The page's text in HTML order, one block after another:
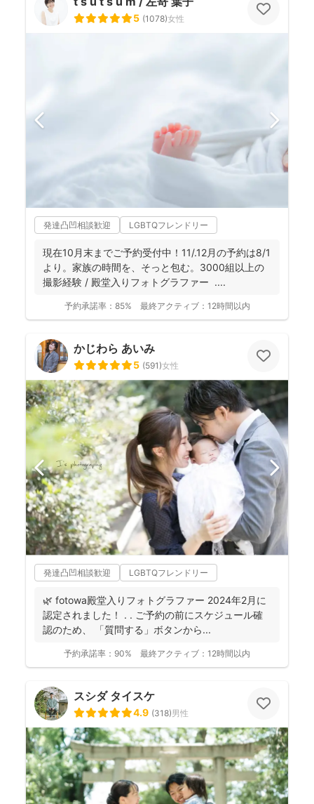
5 (1078)女性
発達凸凹相談歓迎 LGBTQフレンドリー
現在10月末までご予約受付中！11/.12月の予約は8/1
より。家族の時間を、そっと包む。3000組以上の
撮影経験 / 殿堂入りフォトグラファー ....
予約承諾率： 85% 最終アクティブ： 12時間以内
かじわら あいみ
5 (591)女性
発達凸凹相談歓迎 LGBTQフレンドリー
🌿 fotowa殿堂入りフォトグラファー 2024年2月に
認定されました！ . . ご予約の前にスケジュール確
認のため、 「質問する」ボタンから...
予約承諾率： 90% 最終アクティブ： 12時間以内
スシダ タイスケ
4.9 (318)男性